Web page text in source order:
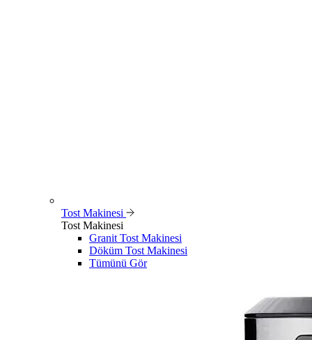
Tost Makinesi
Tost Makinesi
Granit Tost Makinesi
Döküm Tost Makinesi
Tümünü Gör